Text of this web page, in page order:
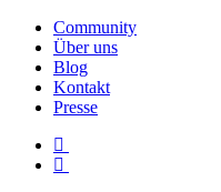
Community
Über uns
Blog
Kontakt
Presse